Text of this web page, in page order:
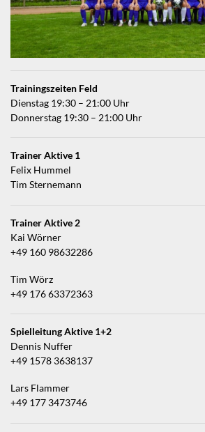
Trainingszeiten Feld
Dienstag 19:30 – 21:00 Uhr
Donnerstag 19:30 – 21:00 Uhr
Trainer Aktive 1
Felix Hummel
Tim Sternemann
Trainer Aktive 2
Kai Wörner
+49 160 98632286
Tim Wörz
+49 176 63372363
Spielleitung Aktive 1+2
Dennis Nuffer
+49 1578 3638137
Lars Flammer
+49 177 3473746